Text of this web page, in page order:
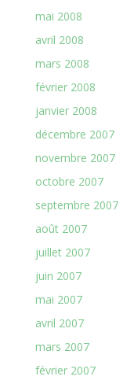
mai 2008
avril 2008
mars 2008
février 2008
janvier 2008
décembre 2007
novembre 2007
octobre 2007
septembre 2007
août 2007
juillet 2007
juin 2007
mai 2007
avril 2007
mars 2007
février 2007